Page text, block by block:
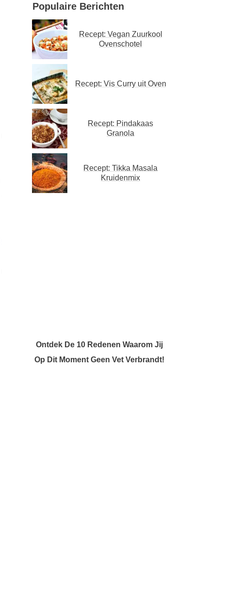
Populaire Berichten
Recept: Vegan Zuurkool
Ovenschotel
Recept: Vis Curry uit Oven
Recept: Pindakaas
Granola
Recept: Tikka Masala
Kruidenmix
Ontdek De 10 Redenen Waarom Jij
Op Dit Moment Geen Vet Verbrandt!